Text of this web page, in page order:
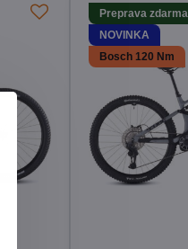
Preprava zdarma
NOVINKA
Bosch 120 Nm